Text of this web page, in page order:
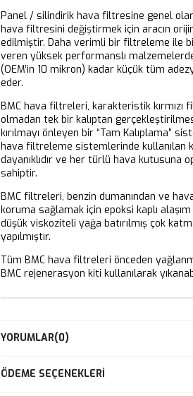
Panel / silindirik hava filtresine genel
hava filtresini değiştirmek için aracın
edilmiştir. Daha verimli bir filtreleme ile
veren yüksek performanslı
(OEM’in 10 mikron) kadar küçük tüm
eder.
BMC hava filtreleri, karakteristik kırmızı
olmadan tek bir kalıptan
kırılmayı önleyen bir “Tam Kalıplama”
hava filtreleme sistemlerinde kullanılan
dayanıklıdır ve her türlü hava kutusuna
sahiptir.
BMC filtreleri, benzin dumanından ve
koruma sağlamak için epoksi kaplı
düşük viskoziteli yağa batırılmış çok
yapılmıştır.
Tüm BMC hava filtreleri önceden
BMC rejenerasyon kiti kullanılarak
YORUMLAR(0)
ÖDEME SEÇENEKLERI